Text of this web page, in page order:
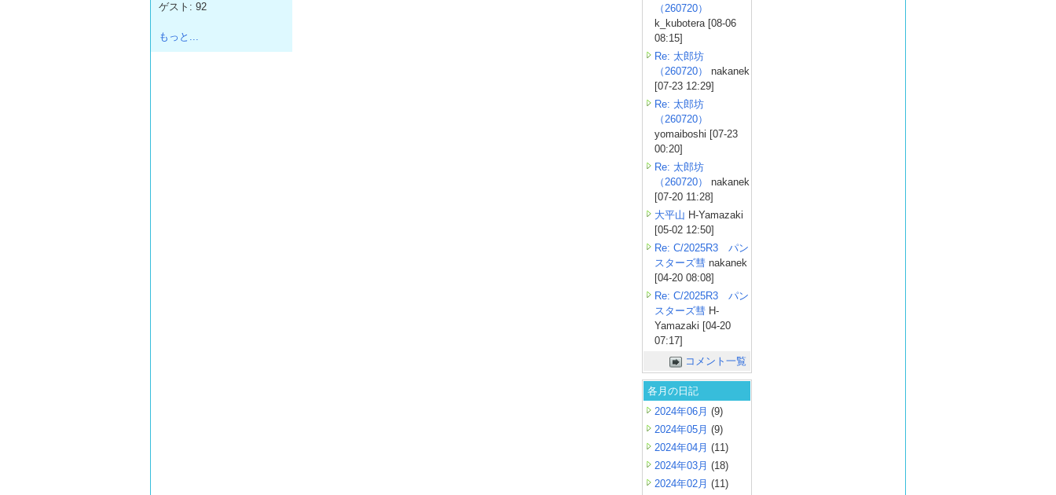
（260720）
k_kubotera [08-06
08:15]
Re: 太郎坊
（260720）
nakanek
[07-23 12:29]
Re: 太郎坊
（260720）
yomaiboshi [07-23
00:20]
Re: 太郎坊
（260720）
nakanek
[07-20 11:28]
大平山 H-Yamazaki
[05-02 12:50]
Re: C/2025R3 パン
スターズ彗 nakanek
[04-20 08:08]
Re: C/2025R3 パン
スターズ彗 H-
Yamazaki [04-20
07:17]
コメント一覧
各月の日記
2024年06月 (9)
2024年05月 (9)
2024年04月 (11)
2024年03月 (18)
2024年02月 (11)
ゲスト: 92
もっと...